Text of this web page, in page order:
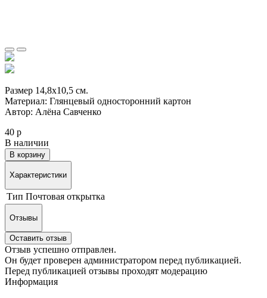
Размер 14,8х10,5 см.
Материал: Глянцевый односторонний картон
Автор: Алёна Савченко
40 р
В наличии
В корзину
Характеристики
Тип Почтовая открытка
Отзывы
Оставить отзыв
Отзыв успешно отправлен.
Он будет проверен администратором перед публикацией.
Перед публикацией отзывы проходят модерацию
Информация